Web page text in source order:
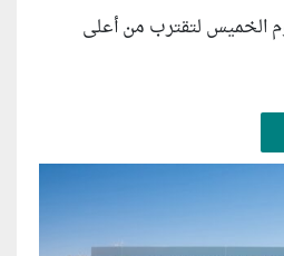
الخميس لتقترب من أعلى